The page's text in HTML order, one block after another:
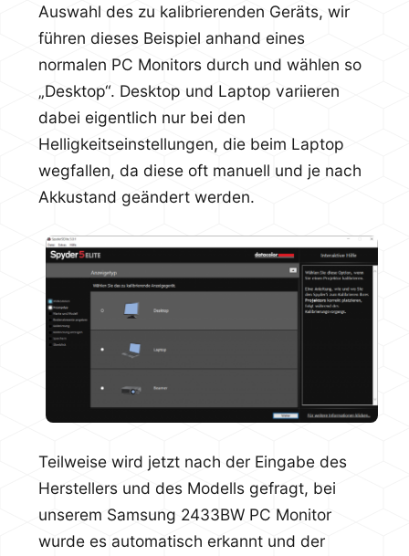
Auswahl des zu kalibrierenden Geräts, wir
führen dieses Beispiel anhand eines
normalen PC Monitors durch und wählen so
„Desktop“. Desktop und Laptop variieren
dabei eigentlich nur bei den
Helligkeitseinstellungen, die beim Laptop
wegfallen, da diese oft manuell und je nach
Akkustand geändert werden.
Teilweise wird jetzt nach der Eingabe des
Herstellers und des Modells gefragt, bei
unserem Samsung 2433BW PC Monitor
wurde es automatisch erkannt und der